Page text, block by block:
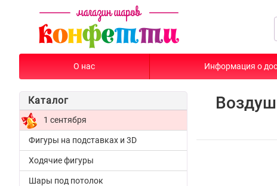
О нас Информация о
Каталог
1 сентября
Фигуры на подставках и 3D
Ходячие фигуры
Шары под потолок